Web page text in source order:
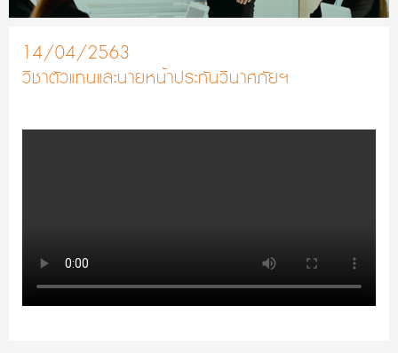
14/04/2563
วิชาตัวแทนและนายหน้าประกันวินาศภัยฯ